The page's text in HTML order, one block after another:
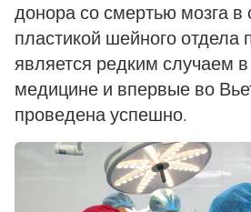
донора со смертью мозга в
пластикой шейного отдела
является редким случаем
медицине и впервые во
проведена успешно.